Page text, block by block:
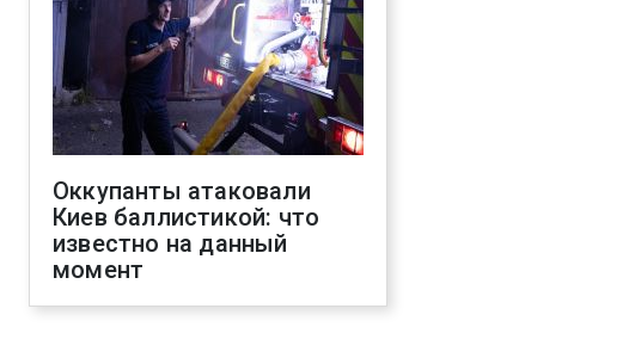
Оккупанты атаковали
Киев баллистикой: что
известно на данный
момент